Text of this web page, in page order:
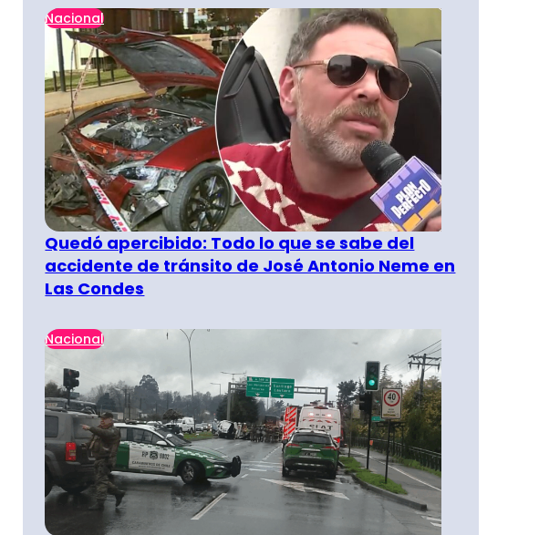
Nacional
Quedó apercibido: Todo lo que se sabe del
accidente de tránsito de José Antonio Neme en
Las Condes
Nacional